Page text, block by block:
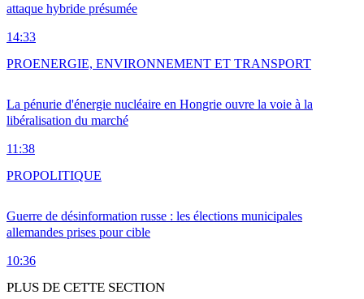
attaque hybride présumée
14:33
La pénurie d'énergie nucléaire en Hongrie ouvre la voie à la
libéralisation du marché
11:38
PROENERGIE, ENVIRONNEMENT ET TRANSPORT
Guerre de désinformation russe : les élections municipales
allemandes prises pour cible
10:36
PROPOLITIQUE
PLUS DE CETTE SECTION